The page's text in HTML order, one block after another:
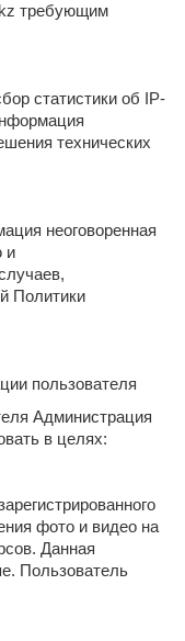
требующим
статистики об IP-
технических
неоговоренная
и
Политики
пользователя
Администрация
в целях:
фото и видео на
Данная
Пользователь